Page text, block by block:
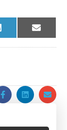
LinkedIn Email